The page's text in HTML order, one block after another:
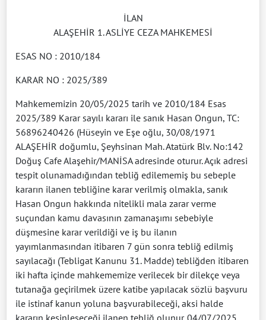
İLAN
ALAŞEHİR 1. ASLİYE CEZA MAHKEMESİ
ESAS NO : 2010/184
KARAR NO : 2025/389
Mahkememizin 20/05/2025 tarih ve 2010/184 Esas
2025/389 Karar sayılı kararı ile sanık Hasan Ongun, TC:
56896240426 (Hüseyin ve Eşe oğlu, 30/08/1971
ALAŞEHİR doğumlu, Şeyhsinan Mah. Atatürk Blv. No:142
Doğuş Cafe Alaşehir/MANİSA adresinde oturur. Açık adresi
tespit olunamadığından tebliğ edilememiş bu sebeple
kararın ilanen tebliğine karar verilmiş olmakla, sanık
Hasan Ongun hakkında nitelikli mala zarar verme
suçundan kamu davasının zamanaşımı sebebiyle
düşmesine karar verildiği ve iş bu ilanın
yayımlanmasından itibaren 7 gün sonra tebliğ edilmiş
sayılacağı (Tebligat Kanunu 31. Madde) tebliğden itibaren
iki hafta içinde mahkememize verilecek bir dilekçe veya
tutanağa geçirilmek üzere katibe yapılacak sözlü başvuru
ile istinaf kanun yoluna başvurabileceği, aksi halde